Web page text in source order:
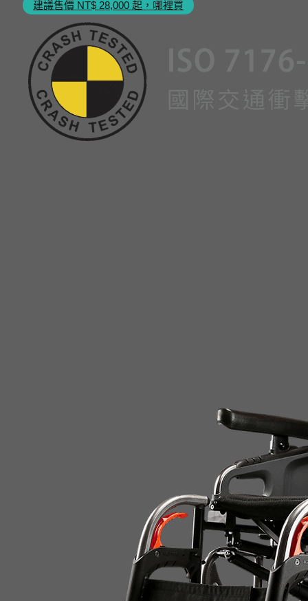
建議售價 NT$ 28,000 起，哪裡買